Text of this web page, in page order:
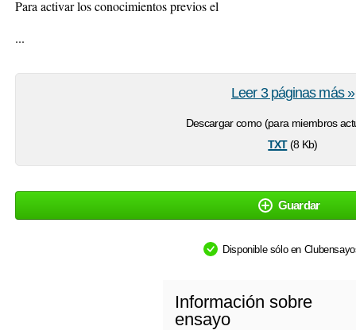
Para activar los conocimientos previos el
...
Descargar como (para miembros
txt(8 Kb)
Leer 3 páginas más »
Guardar
Disponible sólo en
Información sobre
ensayo